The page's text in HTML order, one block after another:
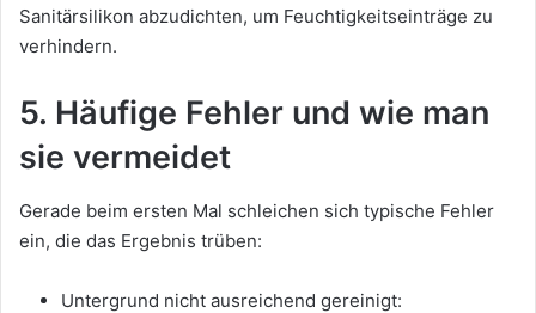
Sanitärsilikon abzudichten, um Feuchtigkeitseinträge zu
verhindern.
5. Häufige Fehler und wie man
sie vermeidet
Gerade beim ersten Mal schleichen sich typische Fehler
ein, die das Ergebnis trüben:
Untergrund nicht ausreichend gereinigt: